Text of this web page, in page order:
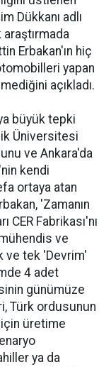
Dükkanı adlı
araştırmada
Erbakan'ın hiç
yapan
açıkladı.
büyük tepki
Üniversitesi
ve Ankara'da
kendi
ortaya atan
'Zamanın
CER Fabrikası'nı
ve
ve tek 'Devrim'
4 adet
günümüze
Türk ordusunun
için üretime
ya da